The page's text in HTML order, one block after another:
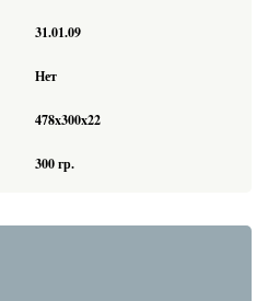
31.01.09
Нет
478x300x22
300 гр.